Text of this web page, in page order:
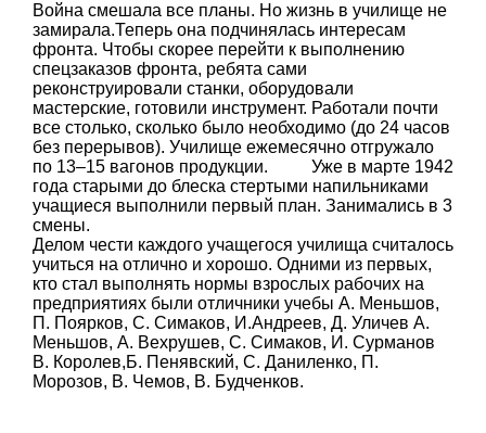
Война смешала все планы. Но жизнь в училище не
замирала.Теперь она подчинялась интересам
фронта. Чтобы скорее перейти к выполнению
спецзаказов фронта, ребята сами
реконструировали станки, оборудовали
мастерские, готовили инструмент. Работали почти
все столько, сколько было необходимо (до 24 часов
без перерывов). Училище ежемесячно отгружало
по 13–15 вагонов продукции. Уже в марте 1942
года старыми до блеска стертыми напильниками
учащиеся выполнили первый план. Занимались в 3
смены.
Делом чести каждого учащегося училища считалось
учиться на отлично и хорошо. Одними из первых,
кто стал выполнять нормы взрослых рабочих на
предприятиях были отличники учебы А. Меньшов,
П. Поярков, С. Симаков, И.Андреев, Д. Уличев А.
Меньшов, А. Вехрушев, С. Симаков, И. Сурманов
В. Королев,Б. Пенявский, С. Даниленко, П.
Морозов, В. Чемов, В. Будченков.